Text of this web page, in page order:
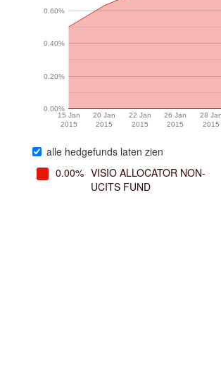
15 Jan
2015
20 Jan
2015
22 Jan
2015
26 Jan
2015
28
2015
0.00%
0.20%
0.40%
0.60%
alle hedgefunds laten zien
0.00% VISIO ALLOCATOR NON-
UCITS FUND